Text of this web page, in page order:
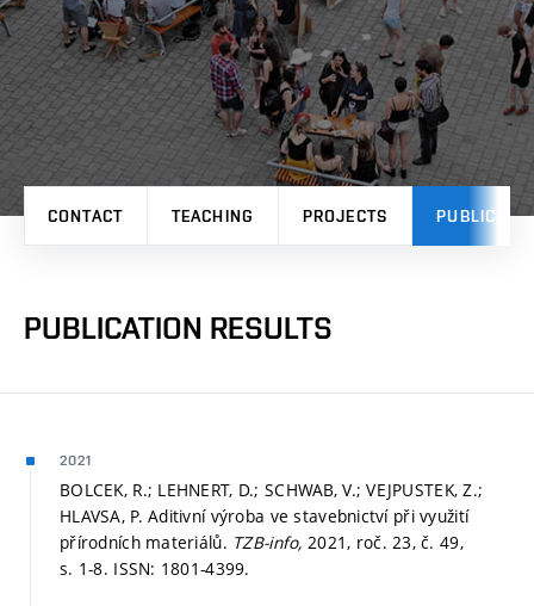
CONTACT TEACHING PROJECTS
PUBLICATION RESULTS
2021
BOLCEK, R.; LEHNERT, D.; SCHWAB, V.; VEJPUSTEK, Z.;
HLAVSA, P. Aditivní výroba ve stavebnictví při využití
přírodních materiálů. TZB-info, 2021, roč. 23, č. 49,
s. 1-8. ISSN: 1801-4399.